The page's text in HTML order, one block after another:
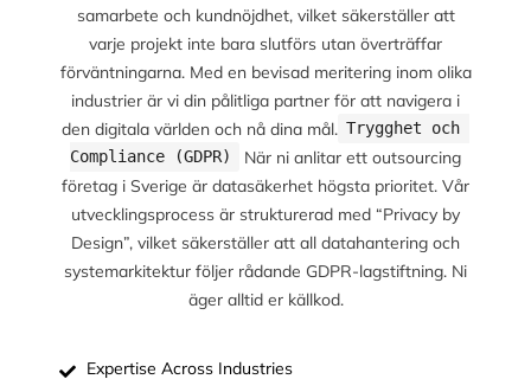
samarbete och kundnöjdhet, vilket säkerställer att
varje projekt inte bara slutförs utan överträffar
förväntningarna. Med en bevisad meritering inom olika
industrier är vi din pålitliga partner för att navigera i
den digitala världen och nå dina mål. Trygghet och
Compliance (GDPR)
När ni anlitar ett outsourcing
företag i Sverige är datasäkerhet högsta prioritet. Vår
utvecklingsprocess är strukturerad med “Privacy by
Design”, vilket säkerställer att all datahantering och
systemarkitektur följer rådande GDPR-lagstiftning. Ni
äger alltid er källkod.
Expertise Across Industries